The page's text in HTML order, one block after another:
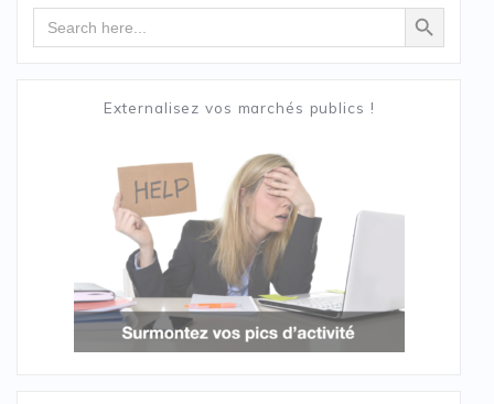
Search Search Button
Externalisez vos marchés publics !